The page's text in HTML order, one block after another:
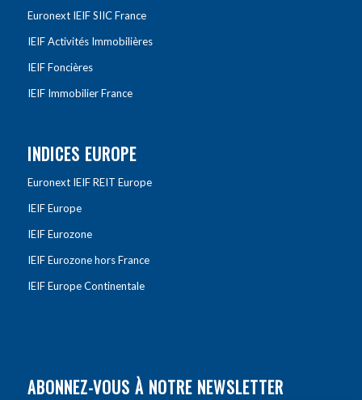
Euronext IEIF SIIC France
IEIF Activités Immobilières
IEIF Foncières
IEIF Immobilier France
INDICES EUROPE
Euronext IEIF REIT Europe
IEIF Europe
IEIF Eurozone
IEIF Eurozone hors France
IEIF Europe Continentale
ABONNEZ-VOUS À NOTRE NEWSLETTER